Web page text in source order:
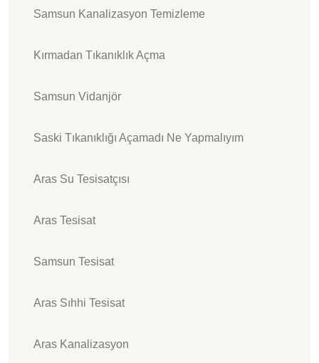
Samsun Kanalizasyon Temizleme
Kırmadan Tıkanıklık Açma
Samsun Vidanjör
Saski Tıkanıklığı Açamadı Ne Yapmalıyım
Aras Su Tesisatçısı
Aras Tesisat
Samsun Tesisat
Aras Sıhhi Tesisat
Aras Kanalizasyon